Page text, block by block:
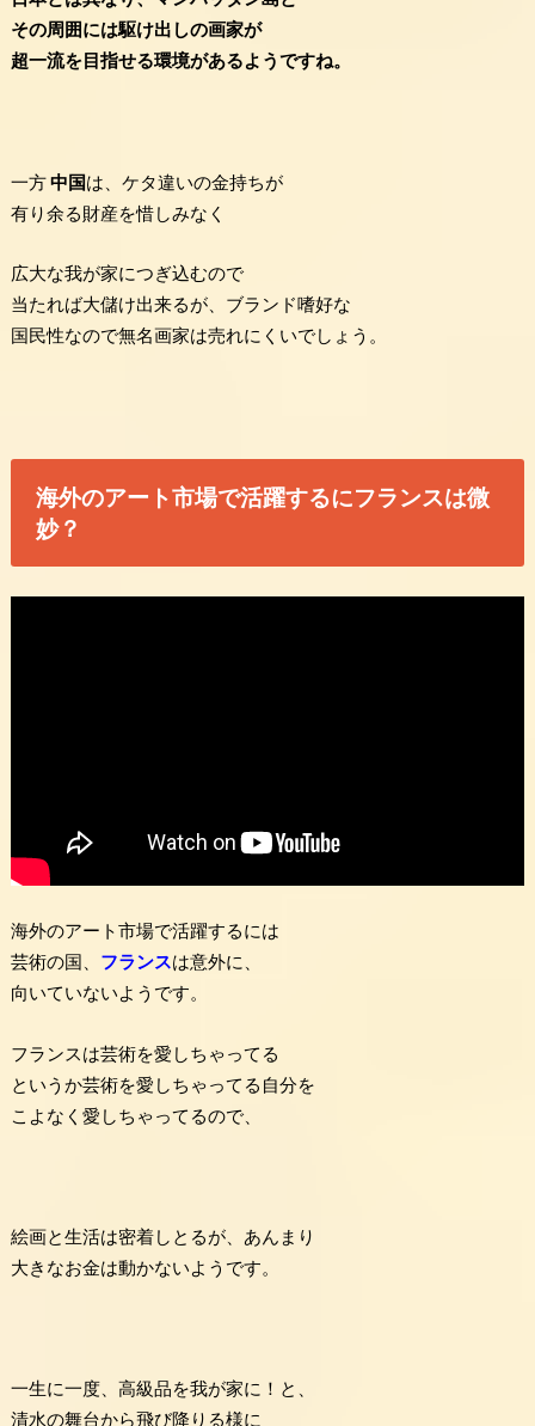
その周囲には駆け出しの画家が
超一流を目指せる環境があるようですね。
一方中国は、ケタ違いの金持ちが
有り余る財産を惜しみなく
広大な我が家につぎ込むので
当たれば大儲け出来るが、ブランド嗜好な
国民性なので無名画家は売れにくいでしょう。
海外のアート市場で活躍するにフランスは微
妙？
海外のアート市場で活躍するには
芸術の国、 フランスは意外に、
向いていないようです。
フランスは芸術を愛しちゃってる
というか芸術を愛しちゃってる自分を
こよなく愛しちゃってるので、
絵画と生活は密着しとるが、あんまり
大きなお金は動かないようです。
一生に一度、高級品を我が家に！と、
清水の舞台から飛び降りる様に